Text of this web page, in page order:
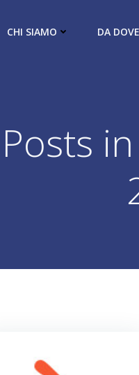
CHI SIAMO DA
Posts